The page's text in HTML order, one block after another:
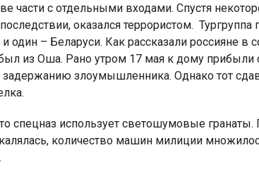
части с отдельными входами. Спустя
оказался террористом.
– Беларуси. Как рассказали россияне в
из Оша. Рано утром 17 мая к дому прибыли
задержанию злоумышленника. Однако тот
спецназ использует светошумовые
количество машин милиции